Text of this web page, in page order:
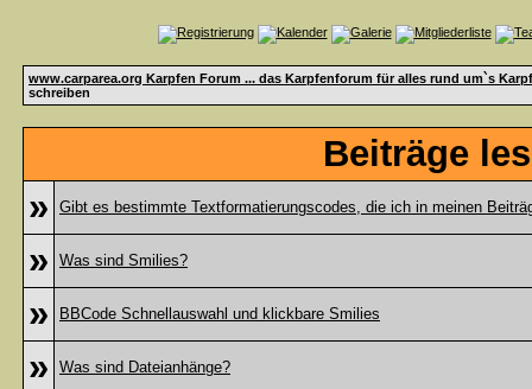
www.carparea.org Karpfen Forum ... das Karpfenforum für alles rund um`s
schreiben
Beiträge
»
Gibt es bestimmte Textformatierungscodes, die ich in meinen
» Was sind Smilies?
» BBCode Schnellauswahl und klickbare Smilies
» Was sind Dateianhänge?